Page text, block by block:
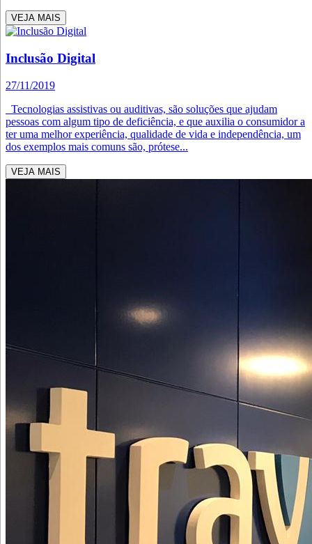
VEJA MAIS
Inclusão Digital
27/11/2019
Tecnologias assistivas ou auditivas, são soluções que ajudam
pessoas com algum tipo de deficiência, e que auxilia o consumidor a
ter uma melhor experiência, qualidade de vida e independência, um
dos exemplos mais comuns são, prótese...
VEJA MAIS